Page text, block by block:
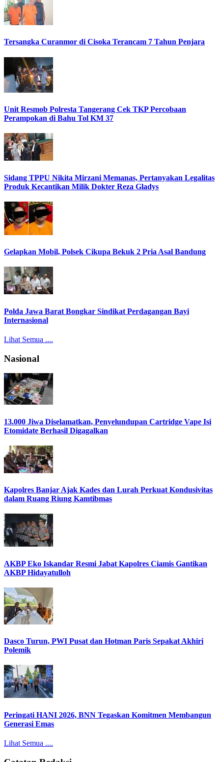
Tersangka Curanmor di Cisoka Terancam 7 Tahun Penjara
Unit Resmob Polresta Tangerang Cek TKP Percobaan
Perampokan di Bahu Tol KM 37
Sidang TPPU Nikita Mirzani Memanas, Pertanyakan Legalitas
Produk Kecantikan Milik Dokter Reza Gladys
Gelapkan Mobil, Polsek Cikupa Bekuk 2 Pria Asal Bandung
Polda Jawa Barat Bongkar Sindikat Perdagangan Bayi
Internasional
Lihat Semua ....
Nasional
13.000 Jiwa Diselamatkan, Penyelundupan Cartridge Vape Isi
Etomidate Berhasil Digagalkan
Kapolres Banjar Ajak Kades dan Lurah Perkuat Kondusivitas
dalam Ruang Riung Kamtibmas
AKBP Eko Iskandar Resmi Jabat Kapolres Ciamis Gantikan
AKBP Hidayatulloh
Dasco Turun, PWI Pusat dan Hotman Paris Sepakat Akhiri
Polemik
Peringati HANI 2026, BNN Tegaskan Komitmen Membangun
Generasi Emas
Lihat Semua ....